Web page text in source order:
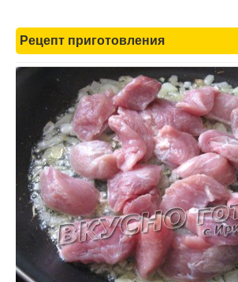
Рецепт приготовления